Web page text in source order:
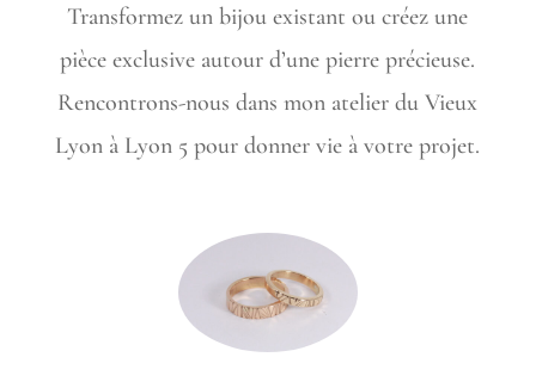
Transformez un bijou existant ou créez une
pièce exclusive autour d’une pierre précieuse.
Rencontrons-nous dans mon atelier du Vieux
Lyon à Lyon 5 pour donner vie à votre projet.